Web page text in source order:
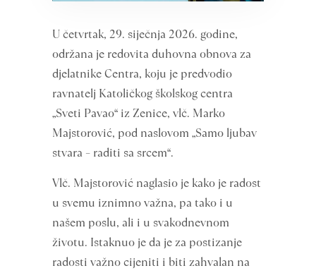
U četvrtak, 29. siječnja 2026. godine,
održana je redovita duhovna obnova za
djelatnike Centra, koju je predvodio
ravnatelj Katoličkog školskog centra
„Sveti Pavao“ iz Zenice, vlč. Marko
Majstorović, pod naslovom „Samo ljubav
stvara – raditi sa srcem“.
Vlč. Majstorović naglasio je kako je radost
u svemu iznimno važna, pa tako i u
našem poslu, ali i u svakodnevnom
životu. Istaknuo je da je za postizanje
radosti važno cijeniti i biti zahvalan na